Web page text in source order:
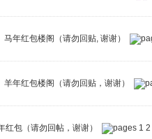
年红包楼阁（请勿回贴, 谢谢）
年红包楼阁（请勿回贴，谢谢）
包（请勿回帖，谢谢） 1 2